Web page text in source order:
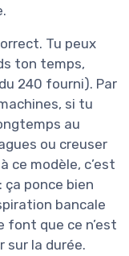
Tu peux
ton temps,
240 fourni). Par
si tu
au
ou creuser
ce modèle, c’est
ça ponce bien
bancale
font que ce n’est
sur la durée.